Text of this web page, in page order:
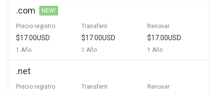
.com NEW!
Precio registro
$17.00USD
1 Año
Transferir
$17.00USD
1 Año
Renovar
$17.00USD
1 Año
.net
Precio registro Transferir Renovar